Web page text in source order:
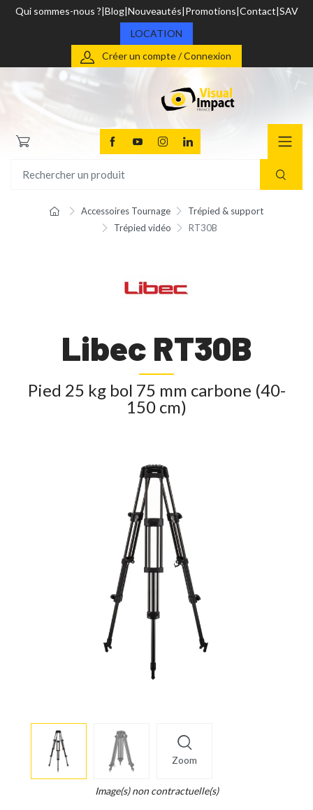
Qui sommes-nous ? Blog Nouveautés Promotions Contact SAV
LOCATION
Créer un compte / Connexion
Accessoires Tournage
Trépied & support
Trépied vidéo
RT30B
Libec RT30B
Pied 25 kg bol 75 mm carbone (40-
150 cm)
Zoom
info
Legend...
Image(s) non contractuelle(s)